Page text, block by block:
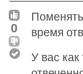
0
время
У вас как